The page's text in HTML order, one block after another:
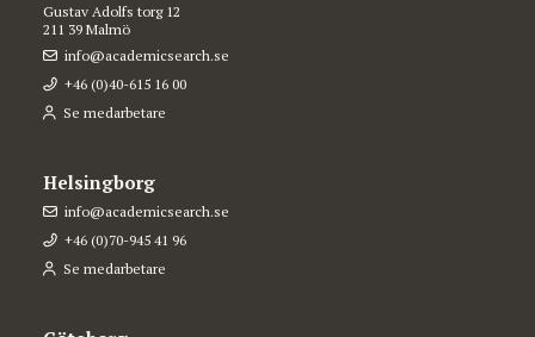
Gustav Adolfs torg 12
211 39 Malmö
info@academicsearch.se
+46 (0)40-615 16 00
Se medarbetare
Helsingborg
info@academicsearch.se
+46 (0)70-945 41 96
Se medarbetare